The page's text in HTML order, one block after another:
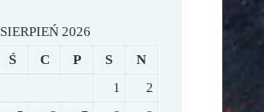
SIERPIEŃ 2026
Ś C P S
N
1
2